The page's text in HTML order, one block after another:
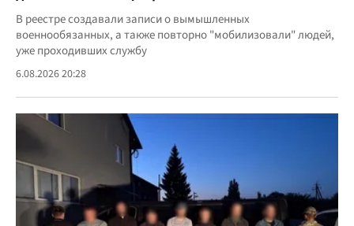
В реестре создавали записи о вымышленных
военнообязанных, а также повторно "мобилизовали" людей,
уже проходивших службу
6.08.2026 20:28